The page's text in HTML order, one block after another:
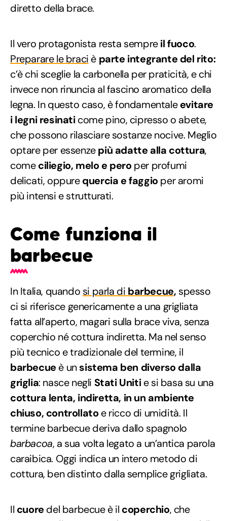
diretto della brace.
Il vero protagonista resta sempreil fuoco.
Preparare le braci è parte integrante del rito:
c’è chi sceglie la carbonella per praticità, e chi
invece non rinuncia al fascino aromatico della
legna. In questo caso, è fondamentaleevitare
i legni resinaticome pino, cipresso o abete,
che possono rilasciare sostanze nocive. Meglio
optare per essenzepiù adatte alla cottura,
comeciliegio, melo e peroper profumi
delicati, oppurequercia e faggioper aromi
più intensi e strutturati.
Come funziona il
barbecue
In Italia, quando si parla di barbecue, spesso
ci si riferisce genericamente a una grigliata
fatta all’aperto, magari sulla brace viva, senza
coperchio né cottura indiretta. Ma nel senso
più tecnico e tradizionale del termine, il
barbecueè unsistema ben diverso dalla
griglia: nasce negli Stati Unitie si basa su una
cottura lenta, indiretta, in un ambiente
chiuso, controllatoe ricco di umidità. Il
termine barbecue deriva dallo spagnolo
barbacoa, a sua volta legato a un’antica parola
caraibica. Oggi indica un intero metodo di
cottura, ben distinto dalla semplice grigliata.
Il cuoredel barbecue è il coperchio, che